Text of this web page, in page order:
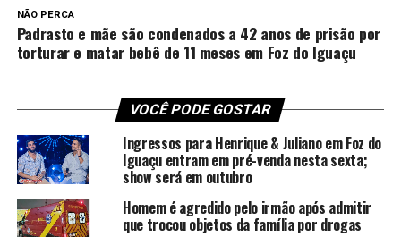
NÃO PERCA
Padrasto e mãe são condenados a 42 anos de prisão por
torturar e matar bebê de 11 meses em Foz do Iguaçu
VOCÊ PODE GOSTAR
Ingressos para Henrique & Juliano em Foz do
Iguaçu entram em pré-venda nesta sexta;
show será em outubro
Homem é agredido pelo irmão após admitir
que trocou objetos da família por drogas